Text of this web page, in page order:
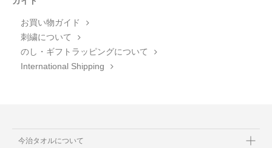
お買い物ガイド
刺繍について
のし・ギフトラッピングについて
International Shipping
今治タオルについて